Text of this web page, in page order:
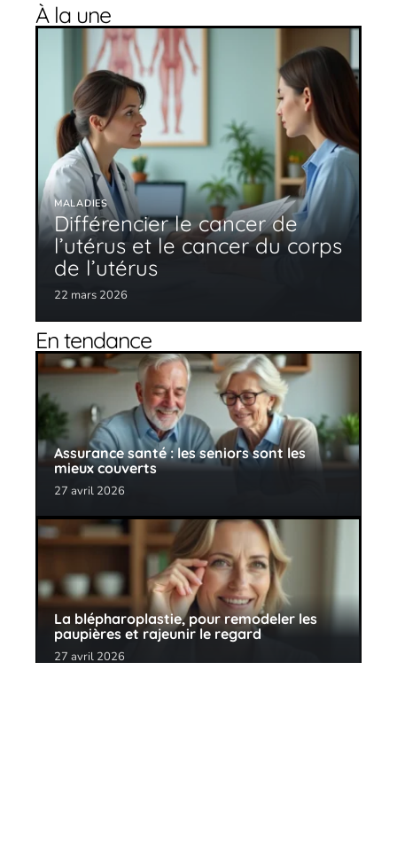
À la une
MALADIES
Différencier le cancer de
l’utérus et le cancer du corps
de l’utérus
22 mars 2026
En tendance
Assurance santé : les seniors sont les
mieux couverts
27 avril 2026
La blépharoplastie, pour remodeler les
paupières et rajeunir le regard
27 avril 2026